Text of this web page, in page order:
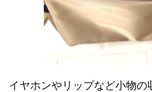
イヤホンやリップなど小物の